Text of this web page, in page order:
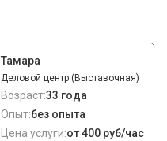
Тамара
Деловой центр (Выставочная)
Возраст:33 года
Опыт:без опыта
Цена услуги:от 400 руб/час